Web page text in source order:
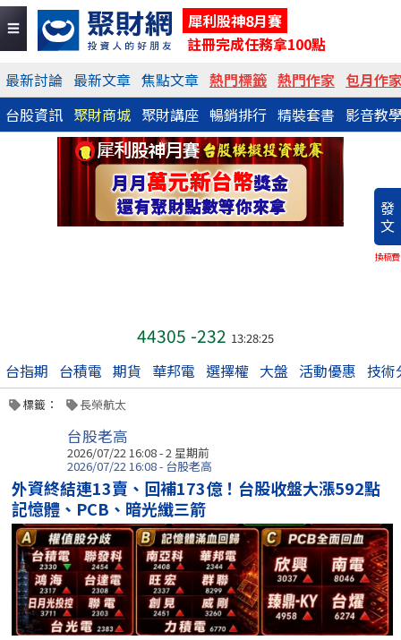
犀利股神8月賽
註冊完成任務拿100點
最新討論 最新文章 焦點文章 熱門標籤 熱門作家 包月作
台股資訊 聚財商城 聚財講座 暢銷排行 精裝套書 影音教
發
文
換稿費
44305 -232 13:28:25
台指期 台積電 期貨 華邦電 選擇權 大盤 活動優惠 技術
標籤： 長榮航太
台股老高
2026/07/22 16:08 - 2 星期前
2026/07/22 16:08 - 台股老高
外資終結連13賣、回補173億！台股收盤大漲592點
記憶體、PCB、暗光纖三箭